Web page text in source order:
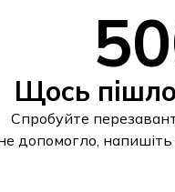
Щось
Спробуйте
допомогло, напишіть